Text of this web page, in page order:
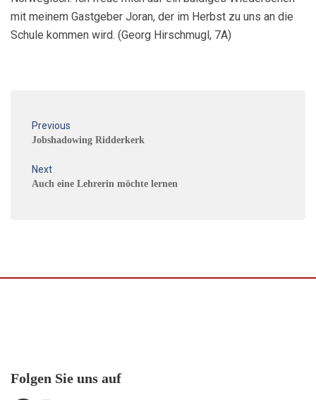
mit meinem Gastgeber Joran, der im Herbst zu uns an die
Schule kommen wird. (Georg Hirschmugl, 7A)
Previous
Jobshadowing Ridderkerk
Next
Auch eine Lehrerin möchte lernen
Folgen Sie uns auf